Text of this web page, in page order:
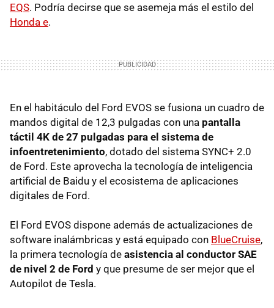
EQS. Podría decirse que se asemeja más el estilo del
Honda e.
En el habitáculo del Ford EVOS se fusiona un cuadro de
mandos digital de 12,3 pulgadas con una pantalla
táctil 4K de 27 pulgadas para el sistema de
infoentretenimiento, dotado del sistema SYNC+ 2.0
de Ford. Este aprovecha la tecnología de inteligencia
artificial de Baidu y el ecosistema de aplicaciones
digitales de Ford.
El Ford EVOS dispone además de actualizaciones de
software inalámbricas y está equipado con BlueCruise,
la primera tecnología de asistencia al conductor SAE
de nivel 2 de Ford y que presume de ser mejor que el
Autopilot de Tesla.